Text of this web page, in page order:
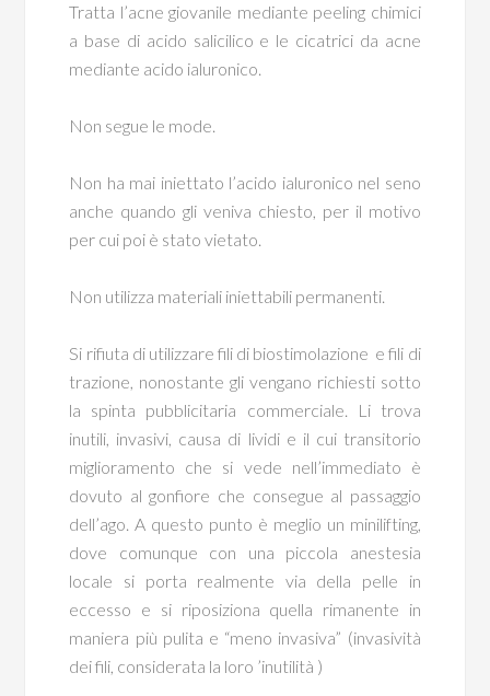
Tratta l’acne giovanile mediante peeling chimici
a base di acido salicilico e le cicatrici da acne
mediante acido ialuronico.
Non segue le mode.
Non ha mai iniettato l’acido ialuronico nel seno
anche quando gli veniva chiesto, per il motivo
per cui poi è stato vietato.
Non utilizza materiali iniettabili permanenti.
Si rifiuta di utilizzare fili di biostimolazione e fili di
trazione, nonostante gli vengano richiesti sotto
la spinta pubblicitaria commerciale. Li trova
inutili, invasivi, causa di lividi e il cui transitorio
miglioramento che si vede nell’immediato è
dovuto al gonfiore che consegue al passaggio
dell’ago. A questo punto è meglio un minilifting,
dove comunque con una piccola anestesia
locale si porta realmente via della pelle in
eccesso e si riposiziona quella rimanente in
maniera più pulita e “meno invasiva” (invasività
dei fili, considerata la loro ’inutilità )